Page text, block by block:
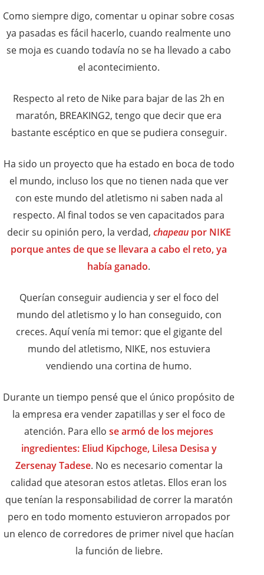
Como siempre digo, comentar u opinar sobre cosas
ya pasadas es fácil hacerlo, cuando realmente uno
se moja es cuando todavía no se ha llevado a cabo
el acontecimiento.
Respecto al reto de Nike para bajar de las 2h en
maratón, BREAKING2, tengo que decir que era
bastante escéptico en que se pudiera conseguir.
Ha sido un proyecto que ha estado en boca de todo
el mundo, incluso los que no tienen nada que ver
con este mundo del atletismo ni saben nada al
respecto. Al final todos se ven capacitados para
decir su opinión pero, la verdad, chapeaupor NIKE
porque antes de que se llevara a cabo el reto, ya
había ganado.
Querían conseguir audiencia y ser el foco del
mundo del atletismo y lo han conseguido, con
creces. Aquí venía mi temor: que el gigante del
mundo del atletismo, NIKE, nos estuviera
vendiendo una cortina de humo.
Durante un tiempo pensé que el único propósito de
la empresa era vender zapatillas y ser el foco de
atención. Para ello se armó de los mejores
ingredientes: Eliud Kipchoge, Lilesa Desisa y
Zersenay Tadese. No es necesario comentar la
calidad que atesoran estos atletas. Ellos eran los
que tenían la responsabilidad de correr la maratón
pero en todo momento estuvieron arropados por
un elenco de corredores de primer nivel que hacían
la función de liebre.